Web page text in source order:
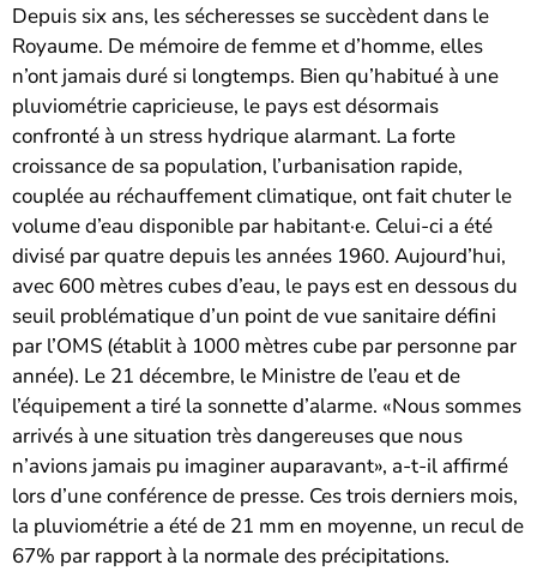
Depuis six ans, les sécheresses se succèdent dans le
Royaume. De mémoire de femme et d’homme, elles
n’ont jamais duré si longtemps. Bien qu’habitué à une
pluviométrie capricieuse, le pays est désormais
confronté à un stress hydrique alarmant. La forte
croissance de sa population, l’urbanisation rapide,
couplée au réchauffement climatique, ont fait chuter le
volume d’eau disponible par habitant·e. Celui-ci a été
divisé par quatre depuis les années 1960. Aujourd’hui,
avec 600 mètres cubes d’eau, le pays est en dessous du
seuil problématique d’un point de vue sanitaire défini
par l’OMS (établit à 1000 mètres cube par personne par
année). Le 21 décembre, le Ministre de l’eau et de
l’équipement a tiré la sonnette d’alarme. «Nous sommes
arrivés à une situation très dangereuses que nous
n’avions jamais pu imaginer auparavant», a-t-il affirmé
lors d’une conférence de presse. Ces trois derniers mois,
la pluviométrie a été de 21 mm en moyenne, un recul de
67% par rapport à la normale des précipitations.